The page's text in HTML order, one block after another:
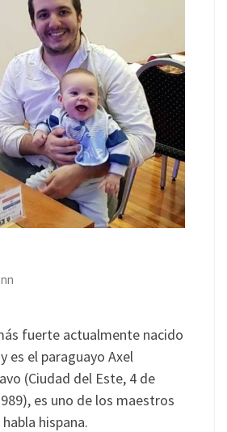
fuerte actualmente nacido
es el paraguayo Axel
(Ciudad del Este, 4 de
es uno de los maestros
hispana.